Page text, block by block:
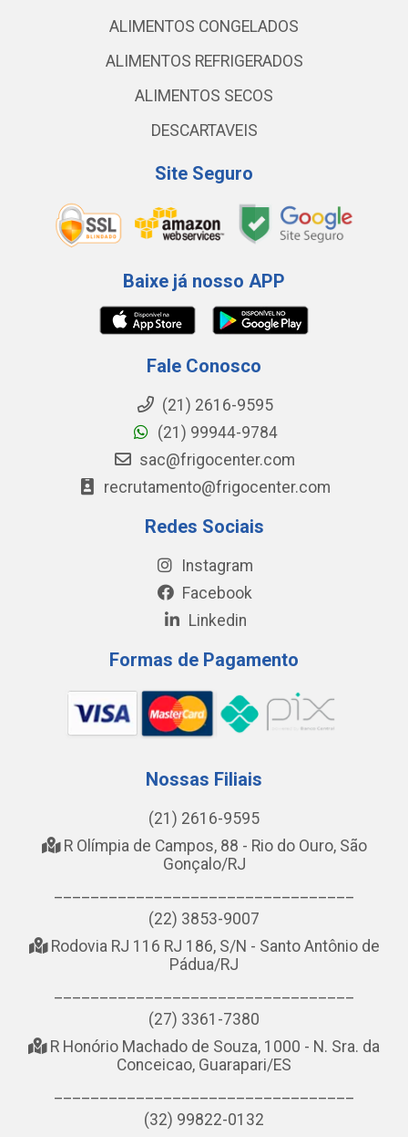
ALIMENTOS CONGELADOS
ALIMENTOS REFRIGERADOS
ALIMENTOS SECOS
DESCARTAVEIS
Site Seguro
Baixe já nosso APP
Fale Conosco
(21) 2616-9595
(21) 99944-9784
sac@frigocenter.com
recrutamento@frigocenter.com
Redes Sociais
Instagram
Facebook
Linkedin
Formas de Pagamento
Nossas Filiais
(21) 2616-9595
R Olímpia de Campos, 88 - Rio do Ouro, São
Gonçalo/RJ
(22) 3853-9007
Rodovia RJ 116 RJ 186, S/N - Santo Antônio de
Pádua/RJ
(27) 3361-7380
R Honório Machado de Souza, 1000 - N. Sra. da
Conceicao, Guarapari/ES
(32) 99822-0132